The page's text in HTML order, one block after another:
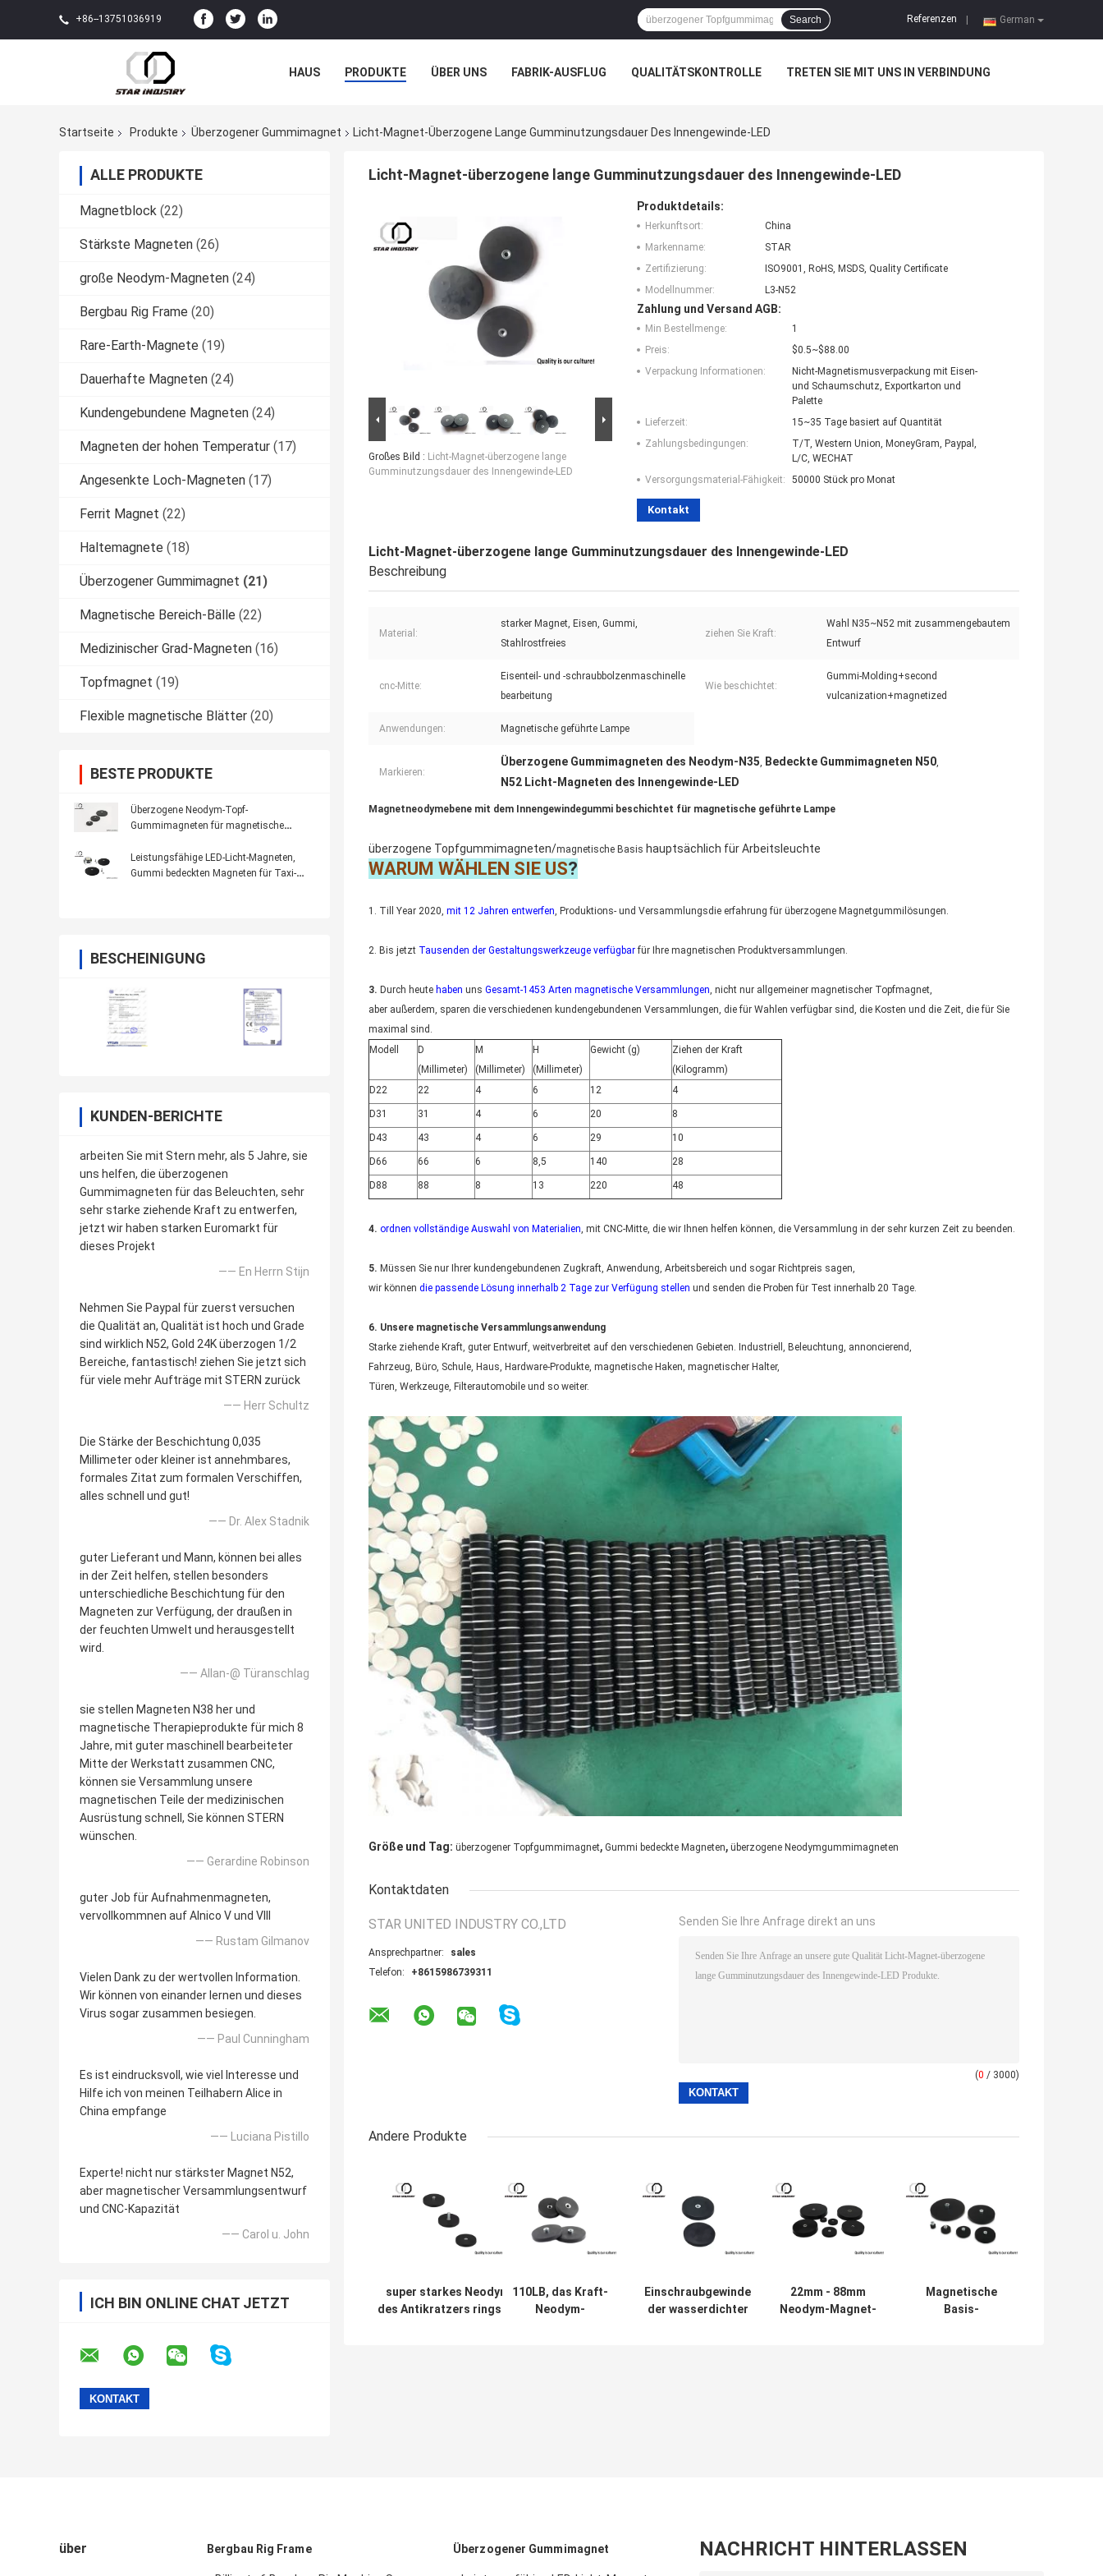
+86--13751036919 German
Referenzen
Search
HAUS PRODUKTE ÜBER UNS FABRIK-AUSFLUG QUALITÄTSKONTROLLE TRETEN SIE MIT UNS IN VERBINDUNG
Startseite
Produkte Überzogener Gummimagnet Licht-Magnet-Überzogene Lange Gumminutzungsdauer Des Innengewinde-LED
ALLE PRODUKTE
Magnetblock (22)
Stärkste Magneten (26)
große Neodym-Magneten (24)
Bergbau Rig Frame (20)
Rare-Earth-Magnete (19)
Dauerhafte Magneten (24)
Kundengebundene Magneten (24)
Magneten der hohen Temperatur (17)
Angesenkte Loch-Magneten (17)
Ferrit Magnet (22)
Haltemagnete (18)
Überzogener Gummimagnet (21)
Magnetische Bereich-Bälle (22)
Medizinischer Grad-Magneten (16)
Topfmagnet (19)
Flexible magnetische Blätter (20)
BESTE PRODUKTE
Überzogene Neodym-Topf-
Gummimagneten für magnetische
Leistungsfähige LED-Licht-Magneten,
Gummi bedeckten Magneten für Taxi-
BESCHEINIGUNG
KUNDEN-BERICHTE
arbeiten Sie mit Stern mehr, als 5 Jahre, sie
uns helfen, die überzogenen
Gummimagneten für das Beleuchten, sehr
sehr starke ziehende Kraft zu entwerfen,
jetzt wir haben starken Euromarkt für
dieses Projekt
—— En Herrn Stijn
Nehmen Sie Paypal für zuerst versuchen
die Qualität an, Qualität ist hoch und Grade
sind wirklich N52, Gold 24K überzogen 1/2
Bereiche, fantastisch! ziehen Sie jetzt sich
für viele mehr Aufträge mit STERN zurück
—— Herr Schultz
Die Stärke der Beschichtung 0,035
Millimeter oder kleiner ist annehmbares,
formales Zitat zum formalen Verschiffen,
alles schnell und gut!
—— Dr. Alex Stadnik
guter Lieferant und Mann, können bei alles
in der Zeit helfen, stellen besonders
unterschiedliche Beschichtung für den
Magneten zur Verfügung, der draußen in
der feuchten Umwelt und herausgestellt
wird.
—— Allan-@ Türanschlag
sie stellen Magneten N38 her und
magnetische Therapieprodukte für mich 8
Jahre, mit guter maschinell bearbeiteter
Mitte der Werkstatt zusammen CNC,
können sie Versammlung unsere
magnetischen Teile der medizinischen
Ausrüstung schnell, Sie können STERN
wünschen.
—— Gerardine Robinson
guter Job für Aufnahmenmagneten,
vervollkommnen auf Alnico V und VIII
—— Rustam Gilmanov
Vielen Dank zu der wertvollen Information.
Wir können von einander lernen und dieses
Virus sogar zusammen besiegen.
—— Paul Cunningham
Es ist eindrucksvoll, wie viel Interesse und
Hilfe ich von meinen Teilhabern Alice in
China empfange
—— Luciana Pistillo
Experte! nicht nur stärkster Magnet N52,
aber magnetischer Versammlungsentwurf
und CNC-Kapazität
—— Carol u. John
ICH BIN ONLINE CHAT JETZT
Licht-Magnet-überzogene lange Gumminutzungsdauer des Innengewinde-LED
Großes Bild : Licht-Magnet-überzogene lange
Gumminutzungsdauer des Innengewinde-LED
Produktdetails:
Herkunftsort:
China
Markenname:
STAR
Zertifizierung:
ISO9001, RoHS, MSDS, Quality Certificate
Modellnummer:
L3-N52
Zahlung und Versand AGB:
Min Bestellmenge:
1
Preis:
$0.5~$88.00
Verpackung Informationen:
Nicht-Magnetismusverpackung mit Eisen-
und Schaumschutz, Exportkarton und
Palette
Lieferzeit:
15~35 Tage basiert auf Quantität
Zahlungsbedingungen:
T/T, Western Union, MoneyGram, Paypal,
L/C, WECHAT
Versorgungsmaterial-Fähigkeit:
50000 Stück pro Monat
Kontakt
Licht-Magnet-überzogene lange Gumminutzungsdauer des Innengewinde-LED
Beschreibung
Material:
starker Magnet, Eisen, Gummi,
Stahlrostfreies
ziehen Sie Kraft:
Wahl N35~N52 mit zusammengebautem
Entwurf
cnc-Mitte:
Eisenteil- und -schraubbolzenmaschinelle
bearbeitung
Wie beschichtet:
Gummi-Molding+second
vulcanization+magnetized
Anwendungen: Magnetische geführte Lampe
Markieren:
Überzogene Gummimagneten des Neodym-N35, Bedeckte Gummimagneten N50,
N52 Licht-Magneten des Innengewinde-LED
Magnetneodymebene mit dem Innengewindegummi beschichtet für magnetische geführte Lampe
überzogene Topfgummimagneten/magnetische Basis hauptsächlich für Arbeitsleuchte
WARUM WÄHLEN SIE US?
1. Till Year 2020, mit 12 Jahren entwerfen, Produktions- und Versammlungsdie erfahrung für überzogene Magnetgummilösungen.
2. Bis jetzt Tausenden der Gestaltungswerkzeuge verfügbarfür Ihre magnetischen Produktversammlungen.
3. Durch heute haben uns Gesamt-1453 Arten magnetische Versammlungen, nicht nur allgemeiner magnetischer Topfmagnet,
aber außerdem, sparen die verschiedenen kundengebundenen Versammlungen, die für Wahlen verfügbar sind, die Kosten und die Zeit, die für Sie
maximal sind.
Modell
D
(Millimeter)
M
(Millimeter)
H
(Millimeter)
Gewicht (g)
Ziehen der Kraft
(Kilogramm)
D22
22 4 6 12 4
D31 31 4 6 20 8
D43 43 4 6 29 10
D66 66 6 8,5 140 28
D88 88 8 13 220 48
4. ordnen vollständige Auswahl von Materialien, mit CNC-Mitte, die wir Ihnen helfen können, die Versammlung in der sehr kurzen Zeit zu beenden.
5. Müssen Sie nur Ihrer kundengebundenen Zugkraft, Anwendung, Arbeitsbereich und sogar Richtpreis sagen,
wir können die passende Lösung innerhalb 2 Tage zur Verfügung stellen und senden die Proben für Test innerhalb 20 Tage.
6. Unsere magnetische Versammlungsanwendung
Starke ziehende Kraft, guter Entwurf, weitverbreitet auf den verschiedenen Gebieten. Industriell, Beleuchtung, annoncierend,
Fahrzeug, Büro, Schule, Haus, Hardware-Produkte, magnetische Haken, magnetischer Halter,
Türen, Werkzeuge, Filterautomobile und so weiter.
Größe und Tag: überzogener Topfgummimagnet, Gummi bedeckte Magneten, überzogene Neodymgummimagneten
Kontaktdaten
STAR UNITED INDUSTRY CO.,LTD
Ansprechpartner:
sales
Telefon:
+8615986739311
Senden Sie Ihre Anfrage direkt an uns
(0 / 3000)
Andere Produkte
super starkes Neodym
des Antikratzers ringsum
110LB, das Kraft-
Neodym-
Einschraubgewinde
der wasserdichter
22mm - 88mm
Neodym-Magnet-
Magnetische
Basis-
über Bergbau Rig Frame Überzogener Gummimagnet NACHRICHT HINTERLASSEN